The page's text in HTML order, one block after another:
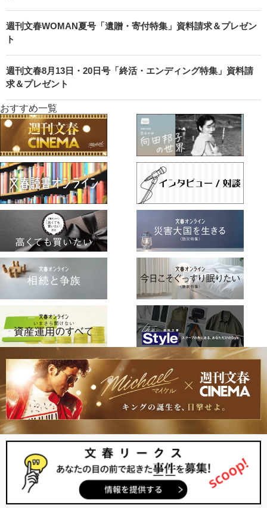
週刊文春WOMAN夏号「遺贈・寄付特集」資料請求＆プレゼン
ト
週刊文春8月13日・20日号「終活・エンディング特集」資料請
求＆プレゼント
おすすめ一覧